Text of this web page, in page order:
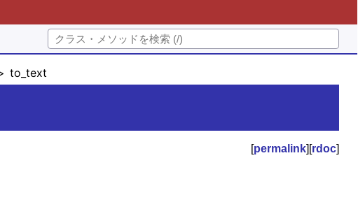
to_text
[permalink][rdoc]